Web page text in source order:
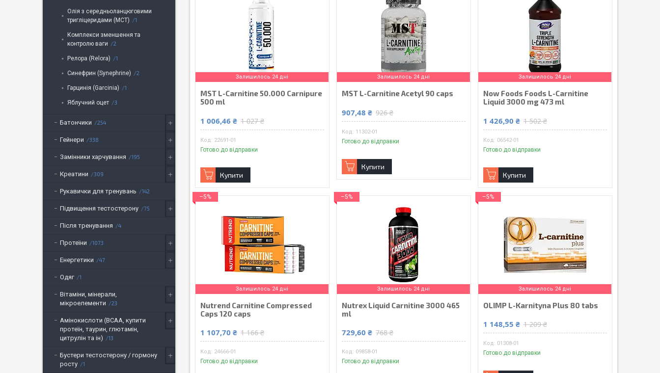
Залишилось 24 дні
MST L-Carnitine 50.000 Carnipure
500 ml
1 006,46 ₴ 1 027 ₴
22691-01
Готово до відправки
Купити
Залишилось 24 дні
MST L-Carnitine Acetyl 90 caps
907,48 ₴ 926 ₴
11302-01
Готово до відправки
Купити
Залишилось 24 дні
Now Foods Foods L-Carnitine
Liquid 3000 mg 473 ml
1 426,90 ₴ 1 502 ₴
06542-01
Готово до відправки
Купити
–5%
Залишилось 24 дні
Nutrend Carnitine Compressed
Caps 120 caps
1 107,70 ₴ 1 166 ₴
24666-01
Готово до відправки
–5%
Залишилось 24 дні
Nutrex Liquid Carnitine 3000 465
ml
729,60 ₴ 768 ₴
09858-01
Готово до відправки
–5%
Залишилось 24 дні
OLIMP L-Karnityna Plus 80 tabs
1 148,55 ₴ 1 209 ₴
01308-01
Готово до відправки
Олія з середньоланцюговими
тригліцеридами (MCT)
1
Комплекси зменшення та
контролю ваги
2
Релора (Relora) 1
Синефрин (Synephrine) 2
Гарцинія (Garcinia) 1
Яблучний оцет 3
Батончики 254
Гейнери 338
Замінники харчування 195
Креатини 309
Рукавички для тренувань 142
Підвищення тестостерону 75
Після тренування 4
Протеїни 1073
Енергетики 47
Одяг 1
Вітаміни, мінерали,
мікроелементи
23
Амінокислоти (BCAA, купити
протеїн, таурин, глютамін,
цитрулін та ін)
13
Бустери тестостерону / гормону
росту
1